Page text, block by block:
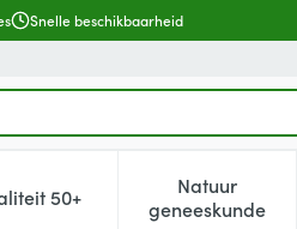
Snelle beschikbaarheid
categorie
Zwangerschap en kinderen
50+
Toon submenu voor Vitaliteit
Natuur
geneeskunde
Toon